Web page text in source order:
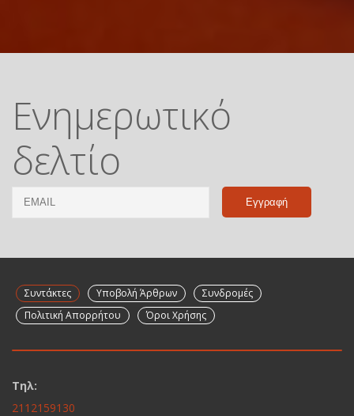
Ενημερωτικό
δελτίο
Email
Συντάκτες Υποβολή Άρθρων
Συνδρομές
Πολιτική Απορρήτου
Όροι Χρήσης
Τηλ:
2112159130